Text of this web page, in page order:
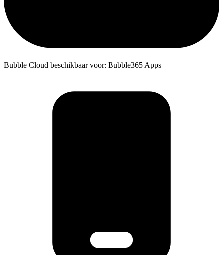
Bubble Cloud beschikbaar voor: Bubble365 Apps